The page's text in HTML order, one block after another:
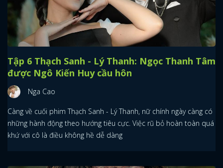
Tập 6 Thạch Sanh - Lý Thanh: Ngọc Thanh Tâm
được Ngô Kiến Huy cầu hôn
Nga Cao
Càng về cuối phim Thạch Sanh - Lý Thanh, nữ chính ngày càng có
những hành động theo hướng tiêu cực. Việc rũ bỏ hoàn toàn quá
khứ với cô là điều không hề dễ dàng